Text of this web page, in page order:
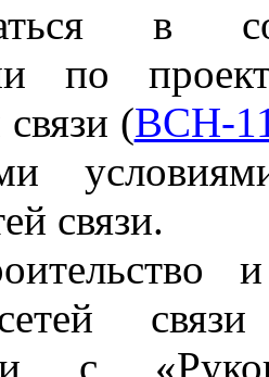
в
по
(ВСН-
связи.
с